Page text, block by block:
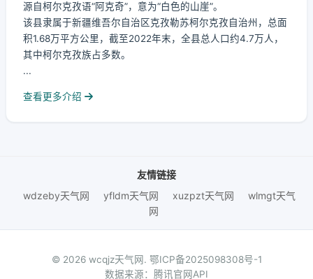
源自柯尔克孜语“阿克奇”，意为“白色的山崖”。
该县隶属于新疆维吾尔自治区克孜勒苏柯尔克孜自治州，总面
积1.68万平方公里，截至2022年末，全县总人口约4.7万人，
其中柯尔克孜族占多数。
...
查看更多介绍
友情链接
wdzeby天气网
yfldm天气网 xuzpzt天气网
wlmgt天气
网
© 2026 wcqjz天气网. 鄂ICP备2025098308号-1
数据来源：腾讯官网API